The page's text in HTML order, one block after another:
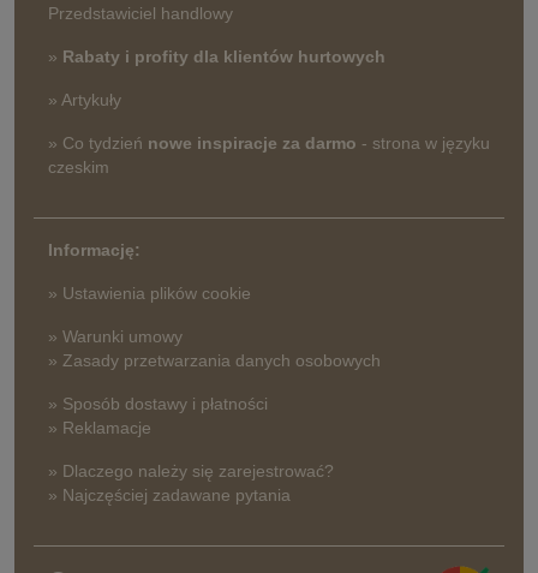
Przedstawiciel handlowy
» Rabaty i profity dla klientów hurtowych
» Artykuły
» Co tydzień nowe inspiracje za darmo - strona w języku
czeskim
Informację:
» Ustawienia plików cookie
» Warunki umowy
» Zasady przetwarzania danych osobowych
» Sposób dostawy i płatności
» Reklamacje
» Dlaczego należy się zarejestrować?
» Najczęściej zadawane pytania